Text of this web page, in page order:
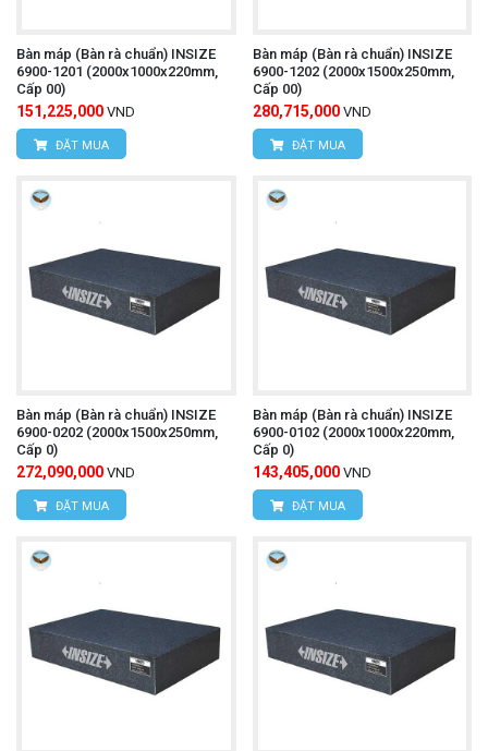
Bàn máp (Bàn rà chuẩn) INSIZE
6900-1201 (2000x1000x220mm,
Cấp 00)
151,225,000 VND
ĐẶT MUA
Bàn máp (Bàn rà chuẩn) INSIZE
6900-1202 (2000x1500x250mm,
Cấp 00)
280,715,000 VND
ĐẶT MUA
Bàn máp (Bàn rà chuẩn) INSIZE
6900-0202 (2000x1500x250mm,
Cấp 0)
272,090,000 VND
ĐẶT MUA
Bàn máp (Bàn rà chuẩn) INSIZE
6900-0102 (2000x1000x220mm,
Cấp 0)
143,405,000 VND
ĐẶT MUA